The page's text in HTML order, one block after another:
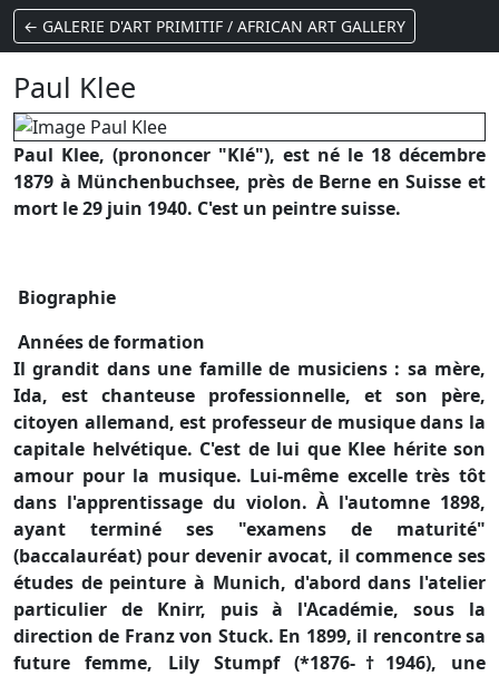
← GALERIE D'ART PRIMITIF / AFRICAN ART GALLERY
Paul Klee
Paul Klee, (prononcer "Klé"), est né le 18 décembre
1879 à Münchenbuchsee, près de Berne en Suisse et
mort le 29 juin 1940. C'est un peintre suisse.
Biographie
Années de formation
Il grandit dans une famille de musiciens : sa mère,
Ida, est chanteuse professionnelle, et son père,
citoyen allemand, est professeur de musique dans la
capitale helvétique. C'est de lui que Klee hérite son
amour pour la musique. Lui-même excelle très tôt
dans l'apprentissage du violon. À l'automne 1898,
ayant terminé ses "examens de maturité"
(baccalauréat) pour devenir avocat, il commence ses
études de peinture à Munich, d'abord dans l'atelier
particulier de Knirr, puis à l'Académie, sous la
direction de Franz von Stuck. En 1899, il rencontre sa
future femme, Lily Stumpf (*1876-†1946), une